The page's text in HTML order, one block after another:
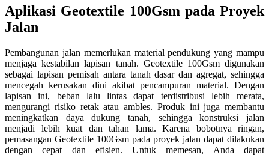
Aplikasi Geotextile 100Gsm pada Proyek
Jalan
Pembangunan jalan memerlukan material pendukung yang mampu
menjaga kestabilan lapisan tanah. Geotextile 100Gsm digunakan
sebagai lapisan pemisah antara tanah dasar dan agregat, sehingga
mencegah kerusakan dini akibat pencampuran material. Dengan
lapisan ini, beban lalu lintas dapat terdistribusi lebih merata,
mengurangi risiko retak atau ambles. Produk ini juga membantu
meningkatkan daya dukung tanah, sehingga konstruksi jalan
menjadi lebih kuat dan tahan lama. Karena bobotnya ringan,
pemasangan Geotextile 100Gsm pada proyek jalan dapat dilakukan
dengan cepat dan efisien. Untuk memesan, Anda dapat